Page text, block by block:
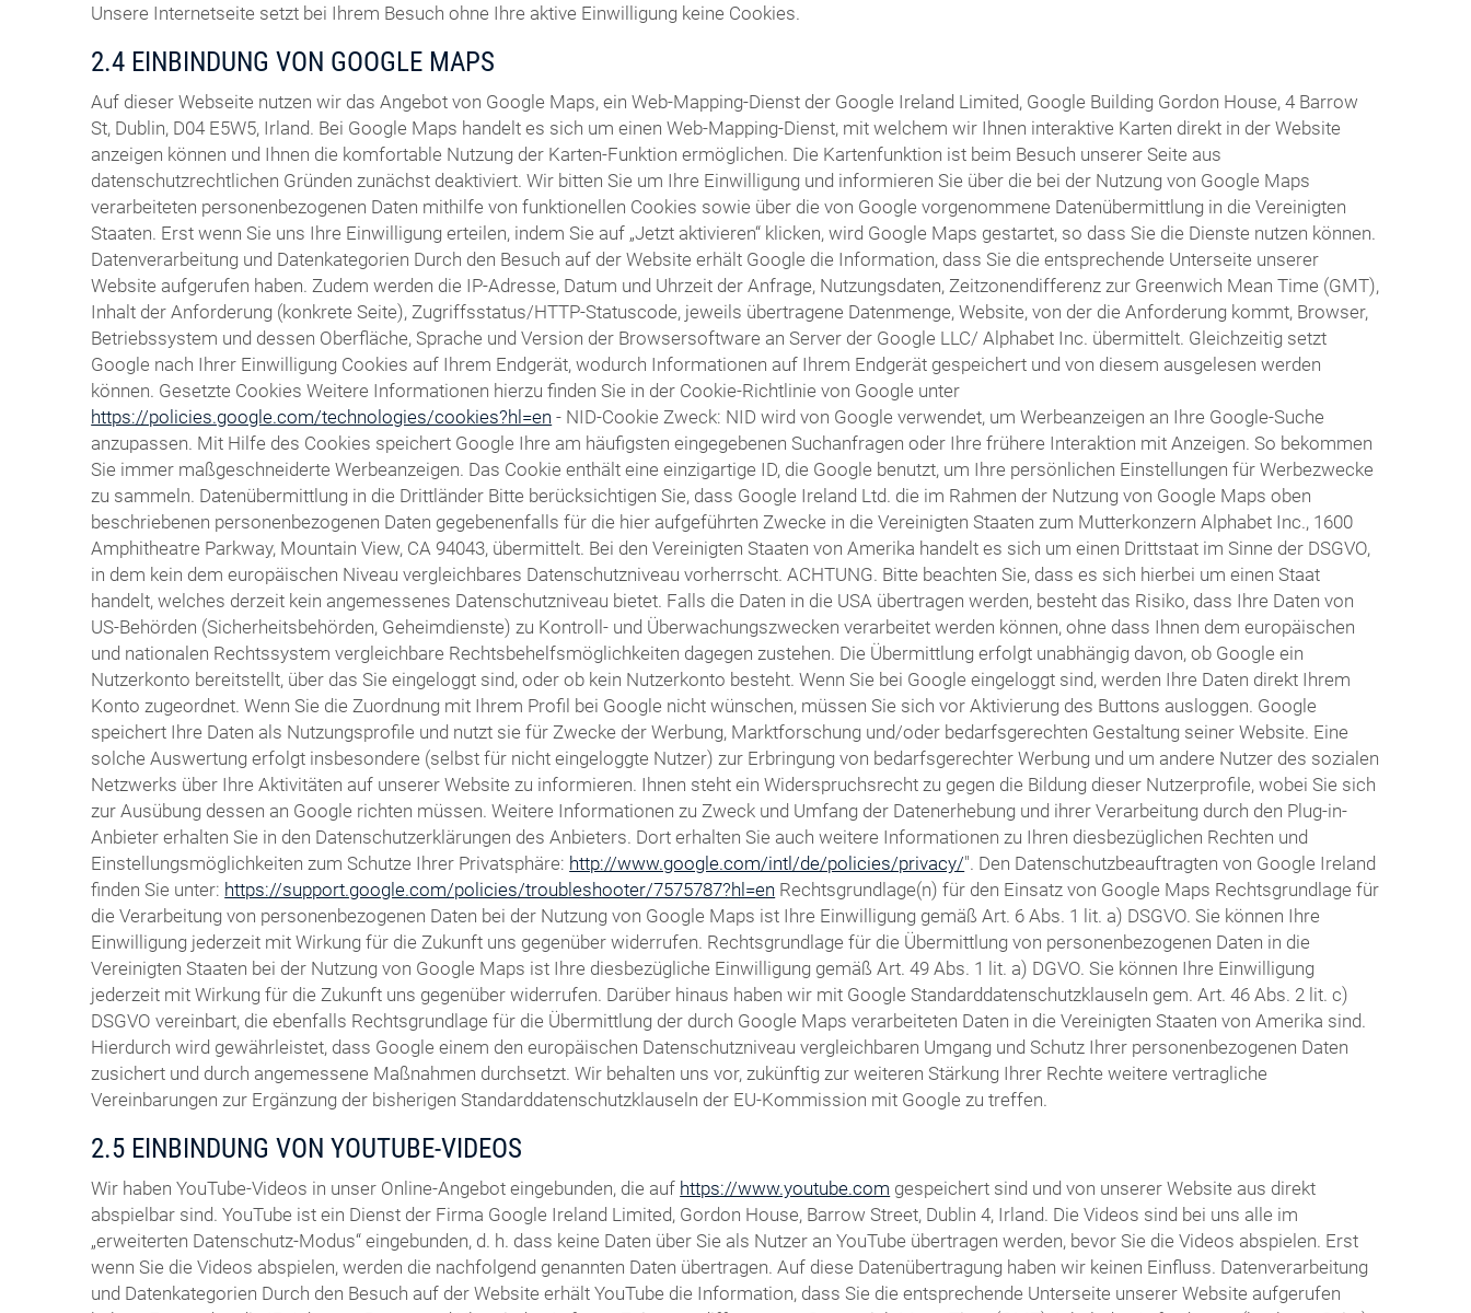
Unsere Internetseite setzt bei Ihrem Besuch ohne Ihre aktive Einwilligung keine Cookies.
2.4 EINBINDUNG VON GOOGLE MAPS
Auf dieser Webseite nutzen wir das Angebot von Google Maps, ein Web-Mapping-Dienst der Google Ireland Limited, Google Building Gordon House, 4 Barrow
St, Dublin, D04 E5W5, Irland. Bei Google Maps handelt es sich um einen Web-Mapping-Dienst, mit welchem wir Ihnen interaktive Karten direkt in der Website
anzeigen können und Ihnen die komfortable Nutzung der Karten-Funktion ermöglichen. Die Kartenfunktion ist beim Besuch unserer Seite aus
datenschutzrechtlichen Gründen zunächst deaktiviert. Wir bitten Sie um Ihre Einwilligung und informieren Sie über die bei der Nutzung von Google Maps
verarbeiteten personenbezogenen Daten mithilfe von funktionellen Cookies sowie über die von Google vorgenommene Datenübermittlung in die Vereinigten
Staaten. Erst wenn Sie uns Ihre Einwilligung erteilen, indem Sie auf „Jetzt aktivieren“ klicken, wird Google Maps gestartet, so dass Sie die Dienste nutzen können.
Datenverarbeitung und Datenkategorien Durch den Besuch auf der Website erhält Google die Information, dass Sie die entsprechende Unterseite unserer
Website aufgerufen haben. Zudem werden die IP-Adresse, Datum und Uhrzeit der Anfrage, Nutzungsdaten, Zeitzonendifferenz zur Greenwich Mean Time (GMT),
Inhalt der Anforderung (konkrete Seite), Zugriffsstatus/HTTP-Statuscode, jeweils übertragene Datenmenge, Website, von der die Anforderung kommt, Browser,
Betriebssystem und dessen Oberfläche, Sprache und Version der Browsersoftware an Server der Google LLC/ Alphabet Inc. übermittelt. Gleichzeitig setzt
Google nach Ihrer Einwilligung Cookies auf Ihrem Endgerät, wodurch Informationen auf Ihrem Endgerät gespeichert und von diesem ausgelesen werden
können. Gesetzte Cookies Weitere Informationen hierzu finden Sie in der Cookie-Richtlinie von Google unter
https://policies.google.com/technologies/cookies?hl=en - NID-Cookie Zweck: NID wird von Google verwendet, um Werbeanzeigen an Ihre Google-Suche
anzupassen. Mit Hilfe des Cookies speichert Google Ihre am häufigsten eingegebenen Suchanfragen oder Ihre frühere Interaktion mit Anzeigen. So bekommen
Sie immer maßgeschneiderte Werbeanzeigen. Das Cookie enthält eine einzigartige ID, die Google benutzt, um Ihre persönlichen Einstellungen für Werbezwecke
zu sammeln. Datenübermittlung in die Drittländer Bitte berücksichtigen Sie, dass Google Ireland Ltd. die im Rahmen der Nutzung von Google Maps oben
beschriebenen personenbezogenen Daten gegebenenfalls für die hier aufgeführten Zwecke in die Vereinigten Staaten zum Mutterkonzern Alphabet Inc., 1600
Amphitheatre Parkway, Mountain View, CA 94043, übermittelt. Bei den Vereinigten Staaten von Amerika handelt es sich um einen Drittstaat im Sinne der DSGVO,
in dem kein dem europäischen Niveau vergleichbares Datenschutzniveau vorherrscht. ACHTUNG. Bitte beachten Sie, dass es sich hierbei um einen Staat
handelt, welches derzeit kein angemessenes Datenschutzniveau bietet. Falls die Daten in die USA übertragen werden, besteht das Risiko, dass Ihre Daten von
US-Behörden (Sicherheitsbehörden, Geheimdienste) zu Kontroll- und Überwachungszwecken verarbeitet werden können, ohne dass Ihnen dem europäischen
und nationalen Rechtssystem vergleichbare Rechtsbehelfsmöglichkeiten dagegen zustehen. Die Übermittlung erfolgt unabhängig davon, ob Google ein
Nutzerkonto bereitstellt, über das Sie eingeloggt sind, oder ob kein Nutzerkonto besteht. Wenn Sie bei Google eingeloggt sind, werden Ihre Daten direkt Ihrem
Konto zugeordnet. Wenn Sie die Zuordnung mit Ihrem Profil bei Google nicht wünschen, müssen Sie sich vor Aktivierung des Buttons ausloggen. Google
speichert Ihre Daten als Nutzungsprofile und nutzt sie für Zwecke der Werbung, Marktforschung und/oder bedarfsgerechten Gestaltung seiner Website. Eine
solche Auswertung erfolgt insbesondere (selbst für nicht eingeloggte Nutzer) zur Erbringung von bedarfsgerechter Werbung und um andere Nutzer des sozialen
Netzwerks über Ihre Aktivitäten auf unserer Website zu informieren. Ihnen steht ein Widerspruchsrecht zu gegen die Bildung dieser Nutzerprofile, wobei Sie sich
zur Ausübung dessen an Google richten müssen. Weitere Informationen zu Zweck und Umfang der Datenerhebung und ihrer Verarbeitung durch den Plug-in-
Anbieter erhalten Sie in den Datenschutzerklärungen des Anbieters. Dort erhalten Sie auch weitere Informationen zu Ihren diesbezüglichen Rechten und
Einstellungsmöglichkeiten zum Schutze Ihrer Privatsphäre: http://www.google.com/intl/de/policies/privacy/". Den Datenschutzbeauftragten von Google Ireland
finden Sie unter: https://support.google.com/policies/troubleshooter/7575787?hl=en Rechtsgrundlage(n) für den Einsatz von Google Maps Rechtsgrundlage für
die Verarbeitung von personenbezogenen Daten bei der Nutzung von Google Maps ist Ihre Einwilligung gemäß Art. 6 Abs. 1 lit. a) DSGVO. Sie können Ihre
Einwilligung jederzeit mit Wirkung für die Zukunft uns gegenüber widerrufen. Rechtsgrundlage für die Übermittlung von personenbezogenen Daten in die
Vereinigten Staaten bei der Nutzung von Google Maps ist Ihre diesbezügliche Einwilligung gemäß Art. 49 Abs. 1 lit. a) DGVO. Sie können Ihre Einwilligung
jederzeit mit Wirkung für die Zukunft uns gegenüber widerrufen. Darüber hinaus haben wir mit Google Standarddatenschutzklauseln gem. Art. 46 Abs. 2 lit. c)
DSGVO vereinbart, die ebenfalls Rechtsgrundlage für die Übermittlung der durch Google Maps verarbeiteten Daten in die Vereinigten Staaten von Amerika sind.
Hierdurch wird gewährleistet, dass Google einem den europäischen Datenschutzniveau vergleichbaren Umgang und Schutz Ihrer personenbezogenen Daten
zusichert und durch angemessene Maßnahmen durchsetzt. Wir behalten uns vor, zukünftig zur weiteren Stärkung Ihrer Rechte weitere vertragliche
Vereinbarungen zur Ergänzung der bisherigen Standarddatenschutzklauseln der EU-Kommission mit Google zu treffen.
2.5 EINBINDUNG VON YOUTUBE-VIDEOS
Wir haben YouTube-Videos in unser Online-Angebot eingebunden, die auf https://www.youtube.com gespeichert sind und von unserer Website aus direkt
abspielbar sind. YouTube ist ein Dienst der Firma Google Ireland Limited, Gordon House, Barrow Street, Dublin 4, Irland. Die Videos sind bei uns alle im
„erweiterten Datenschutz-Modus“ eingebunden, d. h. dass keine Daten über Sie als Nutzer an YouTube übertragen werden, bevor Sie die Videos abspielen. Erst
wenn Sie die Videos abspielen, werden die nachfolgend genannten Daten übertragen. Auf diese Datenübertragung haben wir keinen Einfluss. Datenverarbeitung
und Datenkategorien Durch den Besuch auf der Website erhält YouTube die Information, dass Sie die entsprechende Unterseite unserer Website aufgerufen